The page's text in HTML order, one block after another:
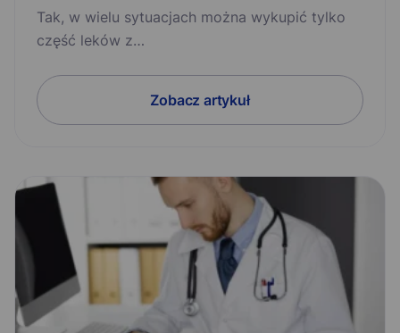
Tak, w wielu sytuacjach można wykupić tylko
część leków z…
Zobacz artykuł